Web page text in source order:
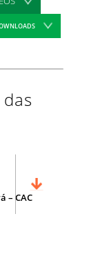
– CAC